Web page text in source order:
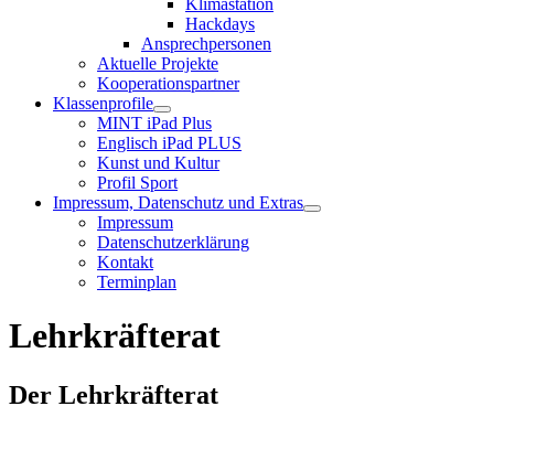
Klimastation
Hackdays
Ansprechpersonen
Aktuelle Projekte
Kooperationspartner
Klassenprofile
MINT iPad Plus
Englisch iPad PLUS
Kunst und Kultur
Profil Sport
Impressum, Datenschutz und Extras
Impressum
Datenschutzerklärung
Kontakt
Terminplan
Lehrkräfterat
Der Lehrkräfterat